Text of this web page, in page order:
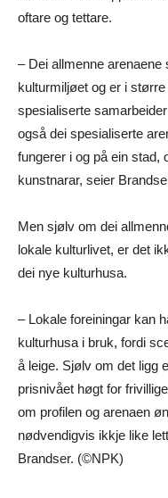
oftare og tettare.
– Dei allmenne
kulturmiljøet og er i
spesialiserte
også dei spesialiserte
fungerer i og på ein stad,
kunstnarar, seier
Men sjølv om dei
lokale kulturlivet, er det
dei nye kulturhusa.
– Lokale foreiningar kan
kulturhusa i bruk, fordi
å leige. Sjølv om det ligg
prisnivået høgt for
om profilen og arenaen
nødvendigvis ikkje like
Brandser. (©NPK)